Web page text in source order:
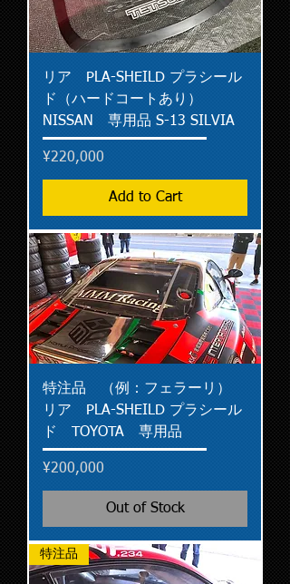
リア PLA-SHEILD プラシール
ド（ハードコートあり）
NISSAN 専用品 S-13 SILVIA
Price
¥220,000
Add to Cart
特注品 （例：フェラーリ）
リア PLA-SHEILD プラシール
ド TOYOTA 専用品
Price
¥200,000
Out of Stock
特注品